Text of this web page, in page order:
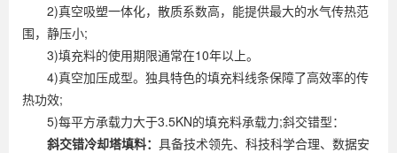
2)真空吸塑一体化，散质系数高，能提供最大的水气传热范
围，静压小;
3)填充料的使用期限通常在10年以上。
4)真空加压成型。独具特色的填充料线条保障了高效率的传
热功效;
5)每平方承载力大于3.5KN的填充料承载力;斜交错型：
斜交错冷却塔填料： 具备技术领先、科技科学合理、数据安